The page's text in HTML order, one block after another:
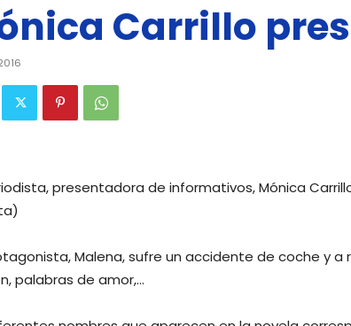
Carrillo
presentadora de informativos, Mónica
Malena, sufre un accidente de coche y
palabras de amor,…